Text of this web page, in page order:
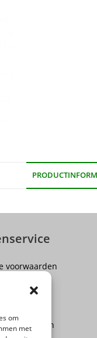
om
met
voorwaarden
Verzenden